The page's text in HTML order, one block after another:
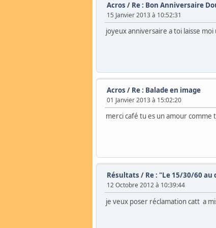
Acros / Re : Bon Anniversaire
15 Janvier 2013 à 10:52:31
joyeux anniversaire a toi laisse
Acros / Re : Balade en image
01 Janvier 2013 à 15:02:20
merci café tu es un amour
Résultats / Re : "Le 15/30/60
12 Octobre 2012 à 10:39:44
je veux poser réclamation catt a